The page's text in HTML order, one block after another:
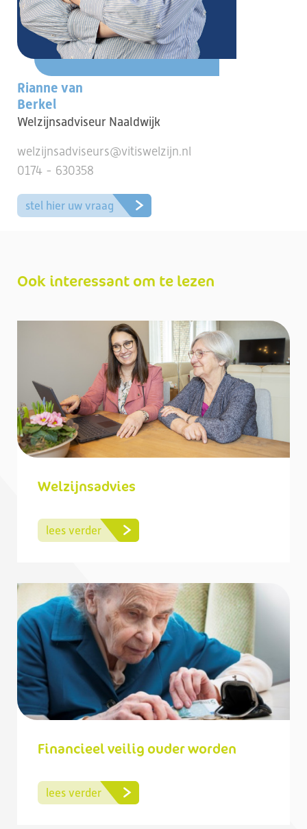
Rianne van
Berkel
Welzijnsadviseur Naaldwijk
welzijnsadviseurs@vitiswelzijn.nl
0174 - 630358
stel hier uw vraag
Ook interessant om te lezen
Welzijnsadvies
lees verder
Financieel veilig ouder worden
lees verder